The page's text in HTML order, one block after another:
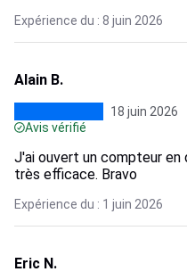
Expérience du : 8 juin 2026
Alain B.
18 juin 2026
Avis vérifié
J'ai ouvert un compteur en
très efficace. Bravo
Expérience du : 1 juin 2026
Eric N.